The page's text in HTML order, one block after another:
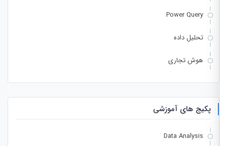
Power Query
تحلیل داده
هوش تجاری
پکیج های آموزشی
Data Analysis